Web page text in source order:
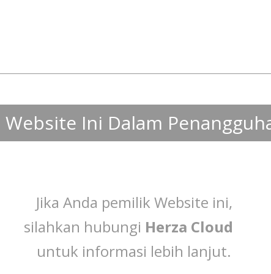
Website Ini Dalam
Jika Anda pemilik Website ini,
silahkan hubungi Herza Cloud
untuk informasi lebih lanjut.